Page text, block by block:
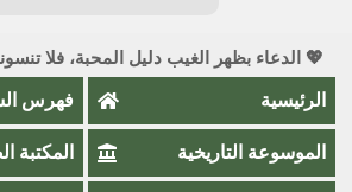
💖 الدعاء بظهر الغيب دليل المحبة، فلا
الرئيسية فهرس
الموسوعة التاريخية المكتبة